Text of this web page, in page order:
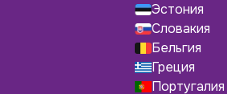
Эстония
Словакия
Бельгия
Греция
Португалия